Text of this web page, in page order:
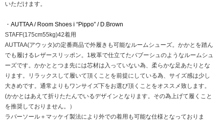
いただけます。
・ AUTTAA / Room Shoes i “Pippo” / D.Brown
STAFF(175cm55kg)42着用
AUTTAA(アウッタ)の定番商品で外履きも可能なルームシューズ。かかとを踏ん
でも履けるレザースリッポン。1枚革で仕立てたバブーシュのようなルームシュ
ーズです。かかととつま先には芯材は入っていない為、柔らかな足あたりとな
ります。リラックスして履いて頂くことを前提にしている為、サイズ感は少し
大きめです。通常よりもワンサイズ下をお選び頂くことをオススメ致します。
(かかとはあえて折りたたんでいるデザインとなります。その為上げて履くこと
を推奨しておりません。）
ラバーソール＋マッケイ製法により外での着用も可能な仕様となっておりま